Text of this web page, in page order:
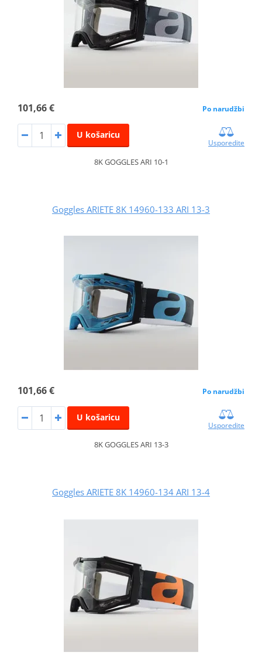
101,66 € Po narudžbi
U košaricu
Usporedite
8K GOGGLES ARI 10-1
Goggles ARIETE 8K 14960-133 ARI 13-3
101,66 € Po narudžbi
U košaricu
Usporedite
8K GOGGLES ARI 13-3
Goggles ARIETE 8K 14960-134 ARI 13-4